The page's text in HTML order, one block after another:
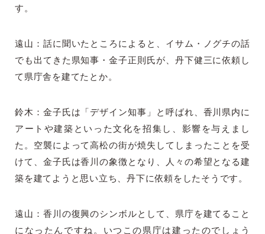
す。
遠山：話に聞いたところによると、イサム・ノグチの話
でも出てきた県知事・金子正則氏が、丹下健三に依頼し
て県庁舎を建てたとか。
鈴木：金子氏は「デザイン知事」と呼ばれ、香川県内に
アートや建築といった文化を招集し、影響を与えまし
た。空襲によって高松の街が焼失してしまったことを受
けて、金子氏は香川の象徴となり、人々の希望となる建
築を建てようと思い立ち、丹下に依頼をしたそうです。
遠山：香川の復興のシンボルとして、県庁を建てること
になったんですね。いつこの県庁は建ったのでしょう